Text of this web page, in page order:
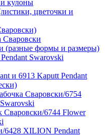
кулоны
цветочки и
Сваровски
(разные формы и размеры)
Swarovski
и 6913 Kaputt Pendant
Сваровски/6754
Сваровски/6744 Flower
6428 XILION Pendant